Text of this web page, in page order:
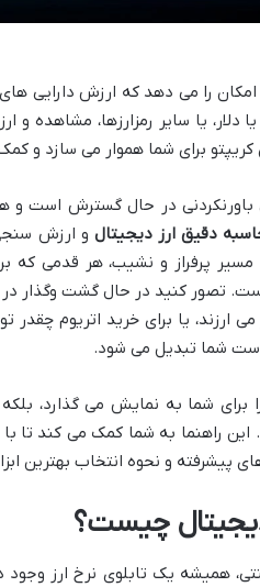
را می دهد که ارزش دارایی
یا سایر رمزارزها، مشاهده و
کریپتو برای شما هموار می سازد و
باورنکردنی در حال گسترش است و
دقیق ارز دیجیتال و ارزش
پرفراز و نشیب، هر قدمی که
تصور کنید در حال گشت وگذار در
ارزند، یا برای خرید اتریوم
شما تبدیل می شود.
را برای شما به نمایش می گذارد،
این راهنما به شما کمک می کند تا
پیشرفته و نحوه انتخاب بهترین
چیست؟
همیشه یک تابلوی نرخ ارز